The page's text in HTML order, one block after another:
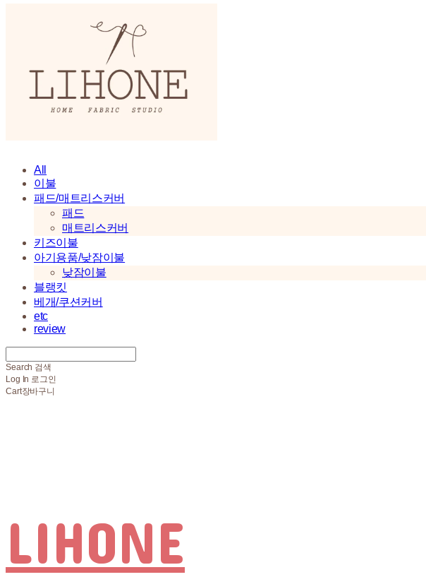
All
이불
패드/매트리스커버
패드
매트리스커버
키즈이불
아기용품/낮잠이불
낮잠이불
블랭킷
베개/쿠션커버
etc
review
Search 검색
Log In 로그인
Cart장바구니
LIHONE